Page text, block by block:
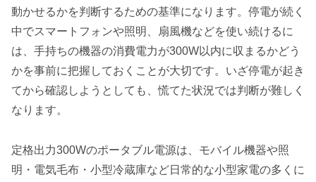
動かせるかを判断するための基準になります。停電が続く
中でスマートフォンや照明、扇風機などを使い続けるに
は、手持ちの機器の消費電力が300W以内に収まるかどう
かを事前に把握しておくことが大切です。いざ停電が起き
てから確認しようとしても、慌てた状況では判断が難しく
なります。
定格出力300Wのポータブル電源は、モバイル機器や照
明・電気毛布・小型冷蔵庫など日常的な小型家電の多くに